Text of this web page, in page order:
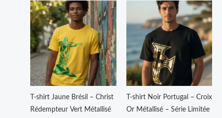
T-shirt Jaune Brésil – Christ
Rédempteur Vert Métallisé
Plage
de
prix :
49,90 €
69,90 €
Ce
produit
a
plusieurs
variations.
Les
options
peuvent
être
T-shirt Noir Portugal – Croix
Or Métallisé – Série Limitée
Plage
de
prix :
49,90 €
Ce
produit
plusieurs
variations.
Les
options
peuvent
être